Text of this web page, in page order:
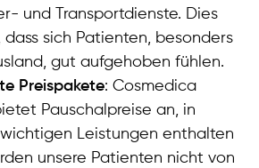
und Transportdienste. Dies
dass sich Patienten, besonders
gut aufgehoben fühlen.
Preispakete: Cosmedica
Pauschalpreise an, in
Leistungen enthalten
unsere Patienten nicht von